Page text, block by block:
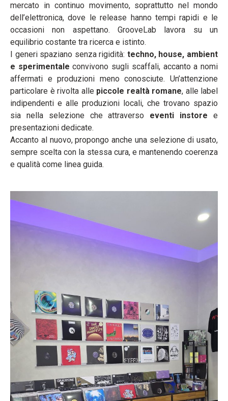
mercato in continuo movimento, soprattutto nel mondo
dell’elettronica, dove le release hanno tempi rapidi e le
occasioni non aspettano. GrooveLab lavora su un
equilibrio costante tra ricerca e istinto.
I generi spaziano senza rigidità: techno, house, ambient
e sperimentale convivono sugli scaffali, accanto a nomi
affermati e produzioni meno conosciute. Un’attenzione
particolare è rivolta alle piccole realtà romane, alle label
indipendenti e alle produzioni locali, che trovano spazio
sia nella selezione che attraverso eventi instore e
presentazioni dedicate.
Accanto al nuovo, propongo anche una selezione di usato,
sempre scelta con la stessa cura, e mantenendo coerenza
e qualità come linea guida.